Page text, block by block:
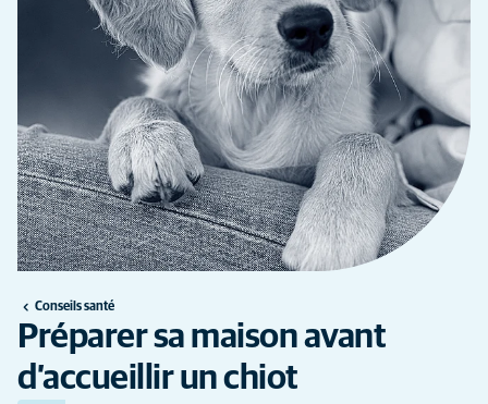
Conseils santé
Préparer sa maison avant
d’accueillir un chiot